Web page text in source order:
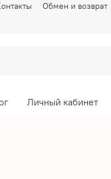
Обмен и возврат
Личный кабинет